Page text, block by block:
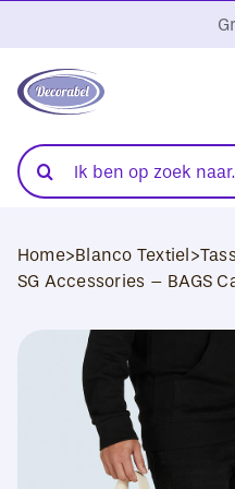
naar
inhoud
Folies
Transferpersen
Blanco Textiel
Hobby Artikelen
DTF Transfers
Zoeken
naar:
Home>Blanco Textiel>
SG Accessories – BAGS